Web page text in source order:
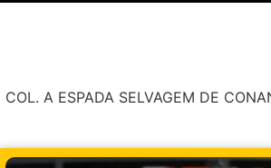
COL. A ESPADA SELVAGEM DE